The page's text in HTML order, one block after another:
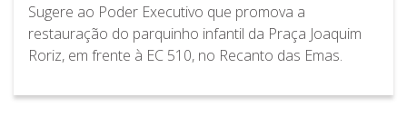
Sugere ao Poder Executivo que promova a
restauração do parquinho infantil da Praça Joaquim
Roriz, em frente à EC 510, no Recanto das Emas.